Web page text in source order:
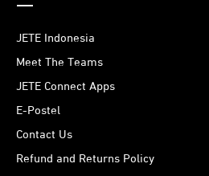
Dengan output hingga 60W, kabel
dapat melakukan pengisian daya
untuk berbagai perangkat.
bisa diandalkan di berbagai
sekalipun.
JETE Indonesia
Meet The Teams
JETE Connect Apps
E-Postel
Contact Us
Refund and Returns Policy